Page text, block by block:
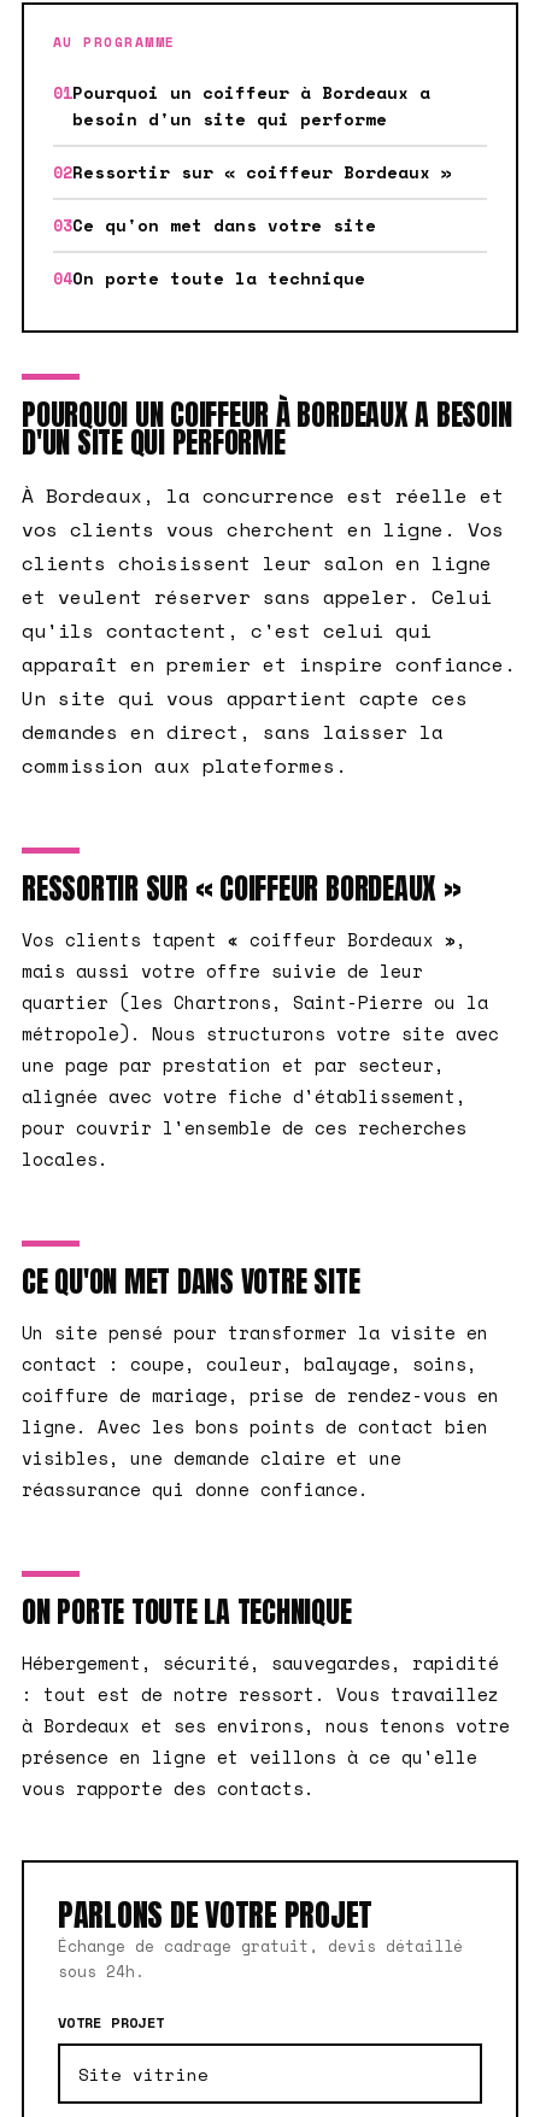
AU PROGRAMME
Pourquoi un coiffeur à Bordeaux a
besoin d'un site qui performe
Ressortir sur « coiffeur Bordeaux »
Ce qu'on met dans votre site
On porte toute la technique
POURQUOI UN COIFFEUR À BORDEAUX A BESOIN
D'UN SITE QUI PERFORME
À Bordeaux, la concurrence est réelle et
vos clients vous cherchent en ligne. Vos
clients choisissent leur salon en ligne
et veulent réserver sans appeler. Celui
qu'ils contactent, c'est celui qui
apparaît en premier et inspire confiance.
Un site qui vous appartient capte ces
demandes en direct, sans laisser la
commission aux plateformes.
RESSORTIR SUR « COIFFEUR BORDEAUX »
Vos clients tapent « coiffeur Bordeaux »,
mais aussi votre offre suivie de leur
quartier (les Chartrons, Saint-Pierre ou la
métropole). Nous structurons votre site avec
une page par prestation et par secteur,
alignée avec votre fiche d'établissement,
pour couvrir l'ensemble de ces recherches
locales.
CE QU'ON MET DANS VOTRE SITE
Un site pensé pour transformer la visite en
contact : coupe, couleur, balayage, soins,
coiffure de mariage, prise de rendez-vous en
ligne. Avec les bons points de contact bien
visibles, une demande claire et une
réassurance qui donne confiance.
ON PORTE TOUTE LA TECHNIQUE
Hébergement, sécurité, sauvegardes, rapidité
: tout est de notre ressort. Vous travaillez
à Bordeaux et ses environs, nous tenons votre
présence en ligne et veillons à ce qu'elle
vous rapporte des contacts.
PARLONS DE VOTRE PROJET
Échange de cadrage gratuit, devis détaillé
sous 24h.
VOTRE PROJET